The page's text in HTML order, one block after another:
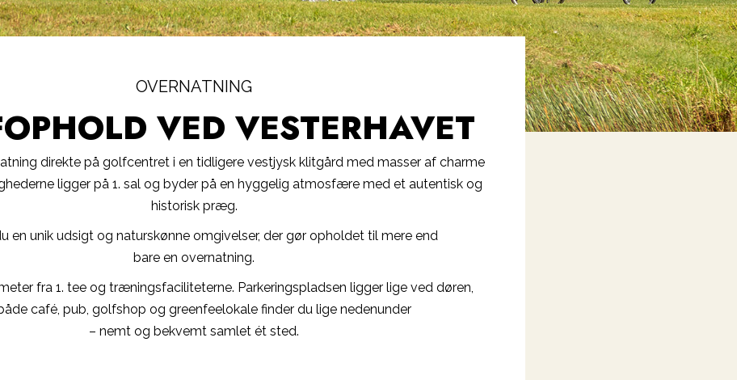
OVERNATNING
VED VESTERHAVET
direkte på golfcentret i en tidligere vestjysk klitgård med masser af charme
ligger på 1. sal og byder på en hyggelig atmosfære med et autentisk og
historisk præg.
en unik udsigt og naturskønne omgivelser, der gør opholdet til mere end
bare en overnatning.
fra 1. tee og træningsfaciliteterne. Parkeringspladsen ligger lige ved døren,
café, pub, golfshop og greenfeelokale finder du lige nedenunder
– nemt og bekvemt samlet ét sted.